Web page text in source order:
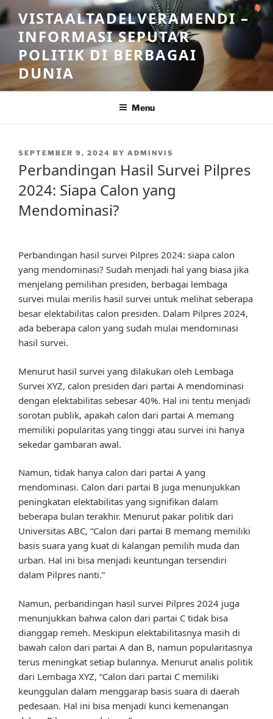
Skip
to
content
VISTAALTADELVERAMENDI –
INFORMASI SEPUTAR
POLITIK DI BERBAGAI
DUNIA
Menu
POSTED
SEPTEMBER 9, 2024 BY ADMINVIS
Perbandingan Hasil Survei Pilpres
2024: Siapa Calon yang
Mendominasi?
Perbandingan hasil survei Pilpres 2024: siapa calon
yang mendominasi? Sudah menjadi hal yang biasa jika
menjelang pemilihan presiden, berbagai lembaga
survei mulai merilis hasil survei untuk melihat seberapa
besar elektabilitas calon presiden. Dalam Pilpres 2024,
ada beberapa calon yang sudah mulai mendominasi
hasil survei.
Menurut hasil survei yang dilakukan oleh Lembaga
Survei XYZ, calon presiden dari partai A mendominasi
dengan elektabilitas sebesar 40%. Hal ini tentu menjadi
sorotan publik, apakah calon dari partai A memang
memiliki popularitas yang tinggi atau survei ini hanya
sekedar gambaran awal.
Namun, tidak hanya calon dari partai A yang
mendominasi. Calon dari partai B juga menunjukkan
peningkatan elektabilitas yang signifikan dalam
beberapa bulan terakhir. Menurut pakar politik dari
Universitas ABC, “Calon dari partai B memang memiliki
basis suara yang kuat di kalangan pemilih muda dan
urban. Hal ini bisa menjadi keuntungan tersendiri
dalam Pilpres nanti.”
Namun, perbandingan hasil survei Pilpres 2024 juga
menunjukkan bahwa calon dari partai C tidak bisa
dianggap remeh. Meskipun elektabilitasnya masih di
bawah calon dari partai A dan B, namun popularitasnya
terus meningkat setiap bulannya. Menurut analis politik
dari Lembaga XYZ, “Calon dari partai C memiliki
keunggulan dalam menggarap basis suara di daerah
pedesaan. Hal ini bisa menjadi kunci kemenangan